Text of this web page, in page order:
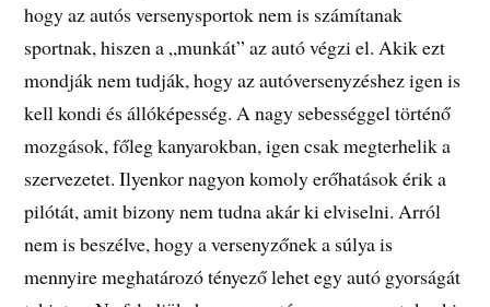
hogy az autós versenysportok nem is számítanak
sportnak, hiszen a „munkát” az autó végzi el. Akik ezt
mondják nem tudják, hogy az autóversenyzéshez igen is
kell kondi és állóképesség. A nagy sebességgel történő
mozgások, főleg kanyarokban, igen csak megterhelik a
szervezetet. Ilyenkor nagyon komoly erőhatások érik a
pilótát, amit bizony nem tudna akár ki elviselni. Arról
nem is beszélve, hogy a versenyzőnek a súlya is
mennyire meghatározó tényező lehet egy autó gyorságát